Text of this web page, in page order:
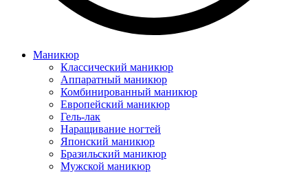
Маникюр
Классический маникюр
Аппаратный маникюр
Комбинированный маникюр
Европейский маникюр
Гель-лак
Наращивание ногтей
Японский маникюр
Бразильский маникюр
Мужской маникюр